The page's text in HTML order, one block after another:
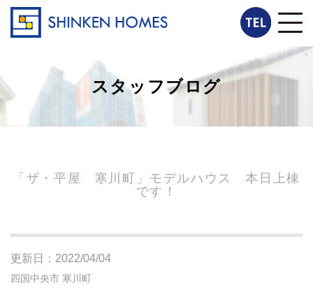
スタッフブログ
「ザ・平屋 寒川町」モデルハウス 本日上棟
です！
更新日：2022/04/04
四国中央市 寒川町